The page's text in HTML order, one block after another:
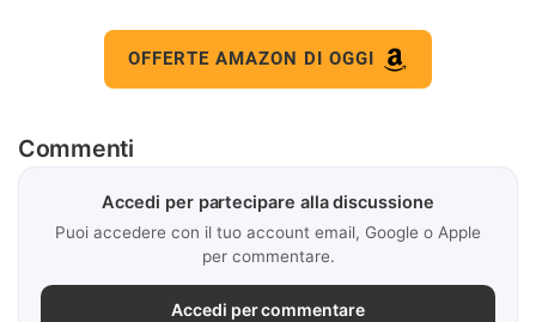
OFFERTE AMAZON DI OGGI
Commenti
Accedi per partecipare alla discussione
Puoi accedere con il tuo account email, Google o Apple
per commentare.
Accedi per commentare